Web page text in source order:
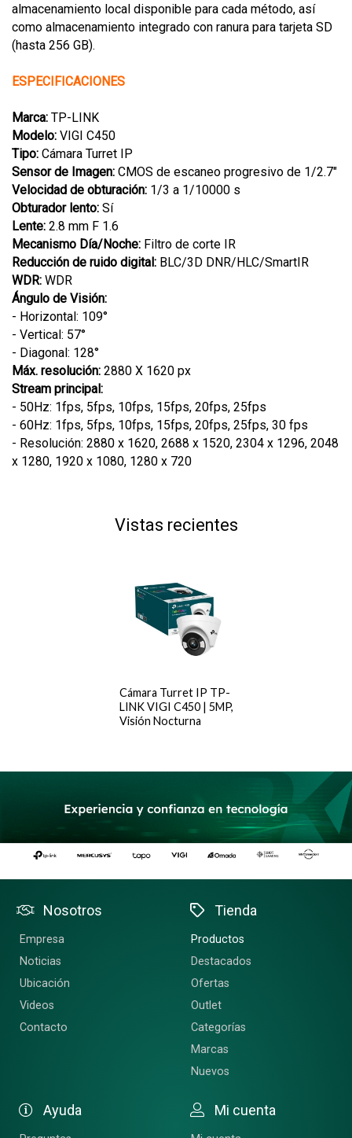
almacenamiento local disponible para cada método, así
como almacenamiento integrado con ranura para tarjeta SD
(hasta 256 GB).
ESPECIFICACIONES
Marca: TP-LINK
Modelo: VIGI C450
Tipo: Cámara Turret IP
Sensor de Imagen: CMOS de escaneo progresivo de 1/2.7"
Velocidad de obturación: 1/3 a 1/10000 s
Obturador lento: Sí
Lente: 2.8 mm F 1.6
Mecanismo Día/Noche: Filtro de corte IR
Reducción de ruido digital: BLC/3D DNR/HLC/SmartIR
WDR: WDR
Ángulo de Visión:
- Horizontal: 109°
- Vertical: 57°
- Diagonal: 128°
Máx. resolución: 2880 X 1620 px
Stream principal:
- 50Hz: 1fps, 5fps, 10fps, 15fps, 20fps, 25fps
- 60Hz: 1fps, 5fps, 10fps, 15fps, 20fps, 25fps, 30 fps
- Resolución: 2880 x 1620, 2688 x 1520, 2304 x 1296, 2048
x 1280, 1920 x 1080, 1280 x 720
Vistas recientes
Cámara Turret IP TP-
LINK VIGI C450 | 5MP,
Visión Nocturna
Nosotros
Empresa
Noticias
Ubicación
Videos
Contacto
Tienda
Productos
Destacados
Ofertas
Outlet
Categorías
Marcas
Nuevos
Ayuda Mi cuenta